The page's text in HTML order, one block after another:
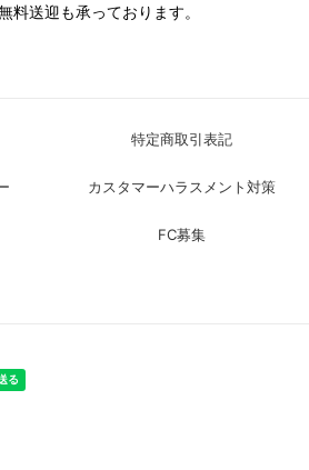
料送迎も承っております。
特定商取引表記
カスタマーハラスメント対策
FC募集